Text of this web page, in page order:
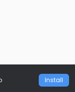
Install